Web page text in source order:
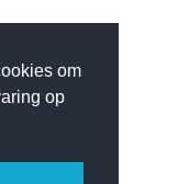
om
op